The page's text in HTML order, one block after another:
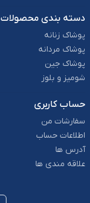
دسته بندی محصولات
پوشاک زنانه
پوشاک مردانه
پوشاک جین
شومیز و بلوز
حساب کاربری
سفارشات من
اطلاعات حساب
آدرس ها
علاقه مندی ها